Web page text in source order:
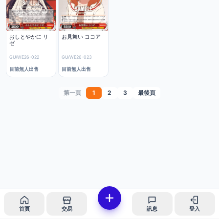
おしとやかに リ
ゼ
GU/WE26-022
目前無人出售
お見舞い ココア
GU/WE26-023
目前無人出售
第一頁 1 2 3 最後頁
首頁 交易 訊息 登入